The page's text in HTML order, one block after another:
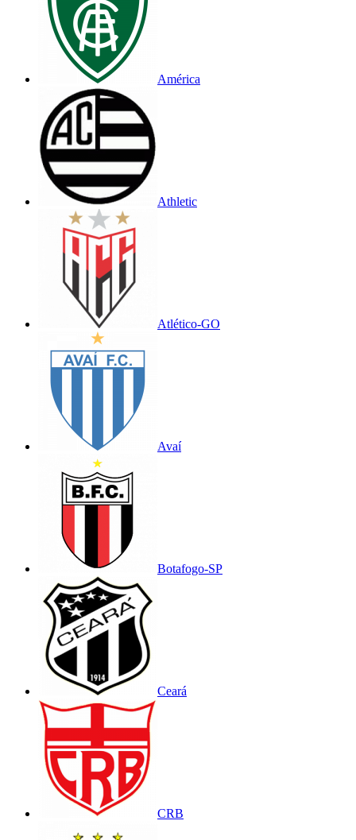
América
Athletic
Atlético-GO
Avaí
Botafogo-SP
Ceará
CRB